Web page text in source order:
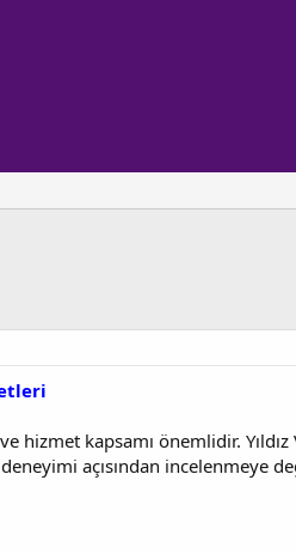
kapsamı önemlidir. Yıldız
açısından incelenmeye